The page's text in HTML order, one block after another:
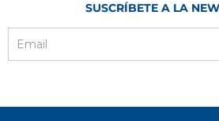
SUSCRÍBETE A LA